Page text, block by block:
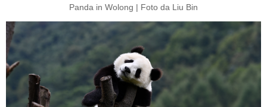
Panda in Wolong | Foto da Liu Bin